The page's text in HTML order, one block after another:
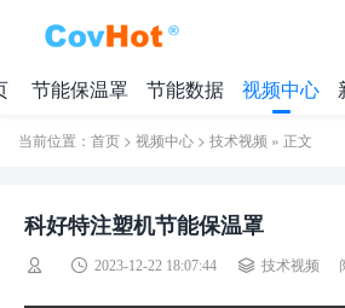
节能保温罩 节能数据 视频中心
当前位置： 首页 > 视频中心 > 技术视频 » 正文
科好特注塑机节能保温罩
2023-12-22 18:07:44 技术视频